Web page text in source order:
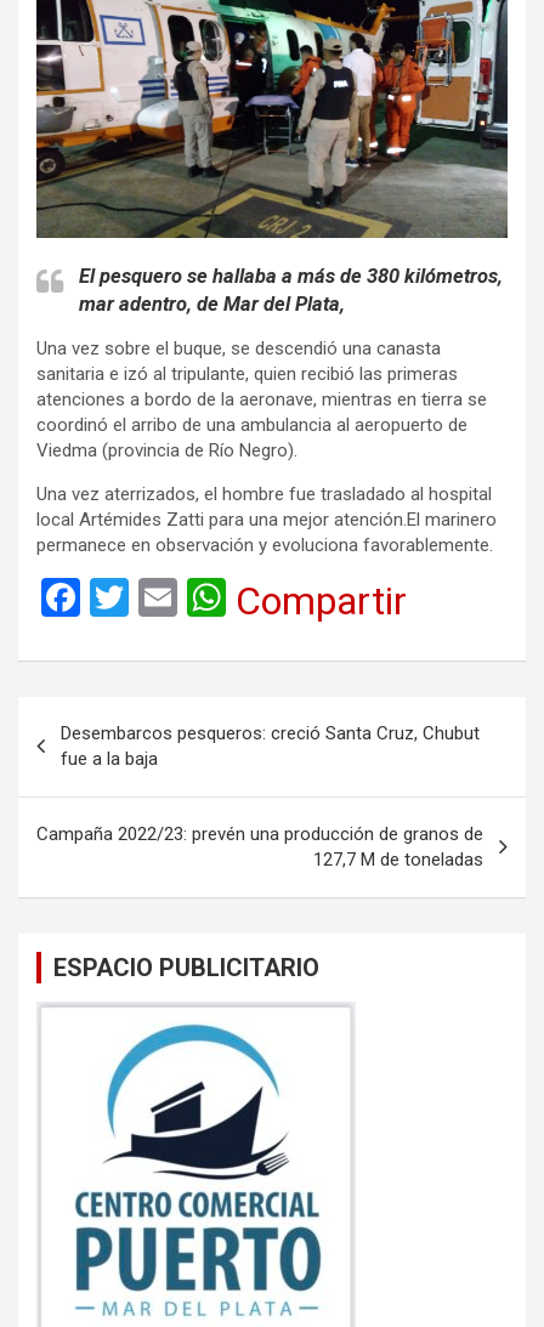
El pesquero se hallaba a más de 380 kilómetros,
mar adentro, de Mar del Plata,
Una vez sobre el buque, se descendió una canasta
sanitaria e izó al tripulante, quien recibió las primeras
atenciones a bordo de la aeronave, mientras en tierra se
coordinó el arribo de una ambulancia al aeropuerto de
Viedma (provincia de Río Negro).
Una vez aterrizados, el hombre fue trasladado al hospital
local Artémides Zatti para una mejor atención.El marinero
permanece en observación y evoluciona favorablemente.
F
ce
o
o
k
T
tt
E
ail
W
at
A
p
p
Compartir
de
entradas
Desembarcos pesqueros: creció Santa Cruz, Chubut
fue a la baja
Campaña 2022/23: prevén una producción de granos de
127,7 M de toneladas
ESPACIO PUBLICITARIO